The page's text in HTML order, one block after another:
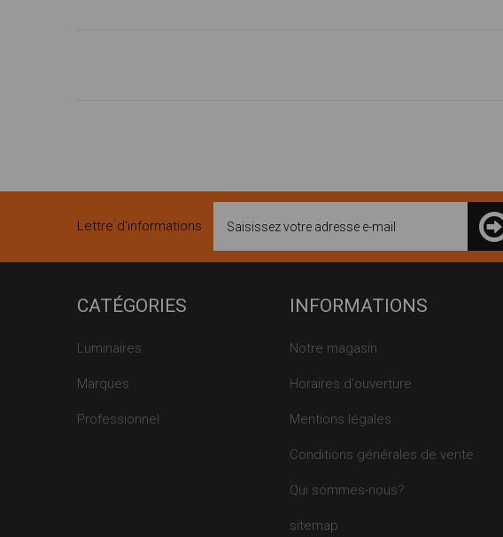
Lettre d'informations
CATÉGORIES
Luminaires
Marques
Professionnel
INFORMATIONS
Notre magasin
Horaires d'ouverture
Mentions légales
Conditions générales de vente
Qui sommes-nous?
sitemap